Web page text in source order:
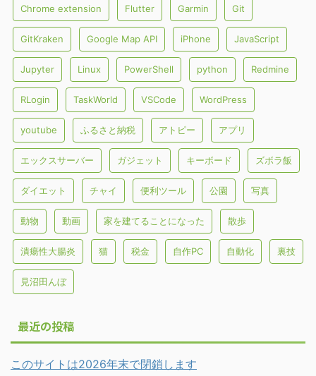
Chrome extension Flutter Garmin Git
GitKraken Google Map API iPhone JavaScript
Jupyter Linux PowerShell python Redmine
RLogin TaskWorld VSCode WordPress
youtube ふるさと納税 アトピー アプリ
エックスサーバー ガジェット キーボード ズボラ飯
ダイエット チャイ 便利ツール 公園 写真
動物 動画 家を建てることになった 散歩
潰瘍性大腸炎 猫 税金 自作PC 自動化 裏技
見沼田んぼ
最近の投稿
このサイトは2026年末で閉鎖します